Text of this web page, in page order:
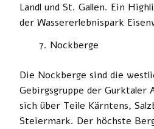
Landl und St. Gallen. Ein
der Wassererlebnispark
Nockberge
Die Nockberge sind die
Gebirgsgruppe der Gurktaler
sich über Teile Kärntens,
Steiermark. Der höchste